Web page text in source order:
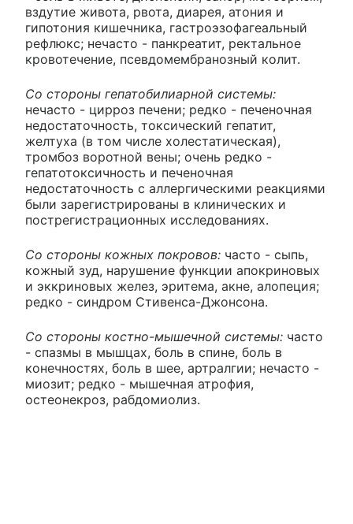
вздутие живота, рвота, диарея, атония и
гипотония кишечника, гастроэзофагеальный
рефлюкс; нечасто - панкреатит, ректальное
кровотечение, псевдомембранозный колит.
Со стороны гепатобилиарной системы:
нечасто - цирроз печени; редко - печеночная
недостаточность, токсический гепатит,
желтуха (в том числе холестатическая),
тромбоз воротной вены; очень редко -
гепатотоксичность и печеночная
недостаточность с аллергическими реакциями
были зарегистрированы в клинических и
пострегистрационных исследованиях.
Со стороны кожных покровов: часто - сыпь,
кожный зуд, нарушение функции апокриновых
и эккриновых желез, эритема, акне, алопеция;
редко - синдром Стивенса-Джонсона.
Со стороны костно-мышечной системы: часто
- спазмы в мышцах, боль в спине, боль в
конечностях, боль в шее, артралгии; нечасто -
миозит; редко - мышечная атрофия,
остеонекроз, рабдомиолиз.